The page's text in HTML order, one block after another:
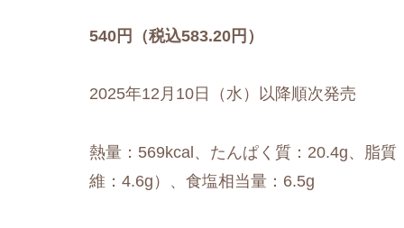
540円（税込583.20円）
2025年12月10日（水）以降順次発売
熱量：569kcal、たんぱく質：20.4g、脂
維：4.6g）、食塩相当量：6.5g